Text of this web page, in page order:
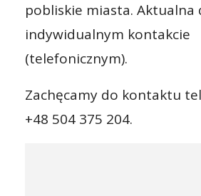
pobliskie miasta. Aktualna
indywidualnym kontakcie
(telefonicznym).
Zachęcamy do kontaktu
+48 504 375 204.